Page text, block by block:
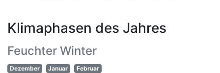
Klimaphasen des Jahres
Feuchter Winter
Dezember Januar Februar